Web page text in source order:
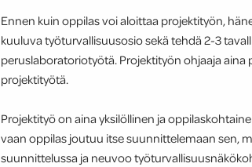
Ennen kuin oppilas voi aloittaa projektityön,
kuuluva työturvallisuusosio sekä tehdä 2-3
peruslaboratoriotyötä. Projektityön ohjaaja aina
projektityötä.
Projektityö on aina yksilöllinen ja
vaan oppilas joutuu itse suunnittelemaan sen,
suunnittelussa ja neuvoo